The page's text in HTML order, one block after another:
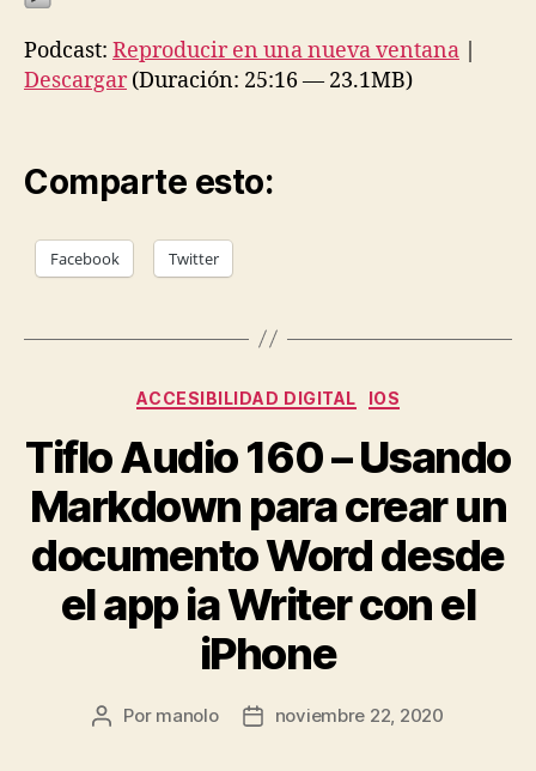
Podcast: Reproducir en una nueva ventana
Descargar(Duración: 25:16 — 23.1MB)
Comparte esto:
Facebook Twitter
Categorías
ACCESIBILIDAD DIGITAL IOS
Tiflo Audio 160 – Usando
Markdown para crear un
documento Word desde
el app ia Writer con el
iPhone
Autor
Por manolo
Fechanoviembre 22, 2020